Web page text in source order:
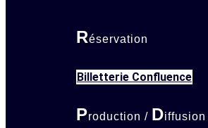
Réservation
Billetterie Confluence
Production / Diffusion